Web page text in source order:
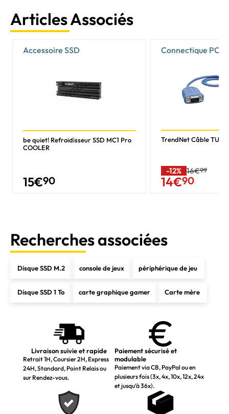
Articles Associés
Accessoire SSD
be quiet! Refroidisseur SSD MC1 Pro
COOLER
15€90
Connectique PC
TrendNet Câble TU-
-12% 16€99
14€90
Recherches associées
Disque SSD M.2 console de jeux périphérique de jeu
Disque SSD 1 To carte graphique gamer Carte mère
Livraison suivie et rapide
Retrait 1H, Coursier 2H, Express
24H, Standard, Point Relais ou
sur Rendez-vous.
Paiement sécurisé et
modulable
Paiement via CB, PayPal ou en
plusieurs fois (3x, 4x, 10x, 12x, 24x
et jusqu’à 36x).